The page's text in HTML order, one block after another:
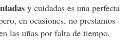
y cuidadas es una perfecta
en ocasiones, no prestamos
las uñas por falta de tiempo.